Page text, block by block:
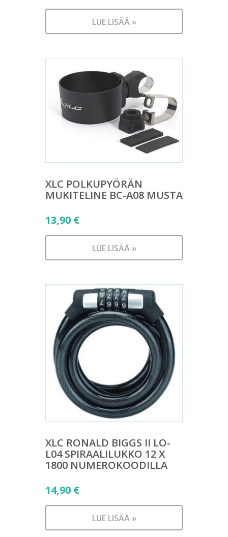
LUE LISÄÄ »
XLC POLKUPYÖRÄN
MUKITELINE BC-A08 MUSTA
13,90 €
LUE LISÄÄ »
XLC RONALD BIGGS II LO-
L04 SPIRAALILUKKO 12 X
1800 NUMEROKOODILLA
14,90 €
LUE LISÄÄ »